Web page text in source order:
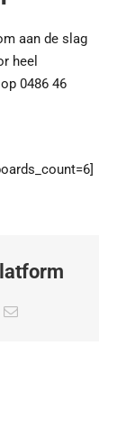
aan de slag
heel
0486 46
E-